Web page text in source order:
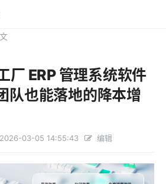
ERP 管理系统软件
队也能落地的降本增
2026-03-05 14:55:43 编辑